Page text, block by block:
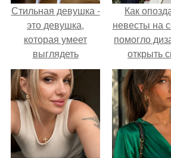
Стильная девушка -
это девушка,
которая умеет
выглядеть
привлекательно и
элегантно в любои
ситуации.
Как
невесты на
помогло
открыть
бренд.